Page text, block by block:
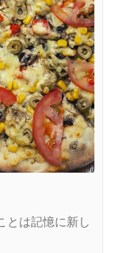
とは記憶に新し